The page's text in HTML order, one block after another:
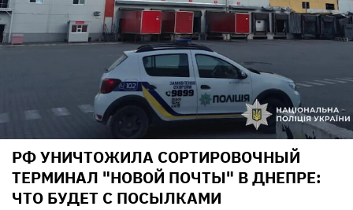
РФ УНИЧТОЖИЛА СОРТИРОВОЧНЫЙ
ТЕРМИНАЛ "НОВОЙ ПОЧТЫ" В ДНЕПРЕ:
ЧТО БУДЕТ С ПОСЫЛКАМИ